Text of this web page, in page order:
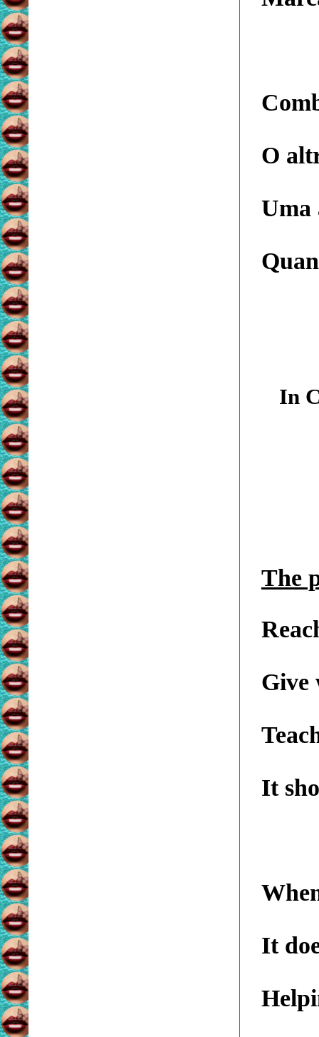
O
Uma
In
The
Give
It
It